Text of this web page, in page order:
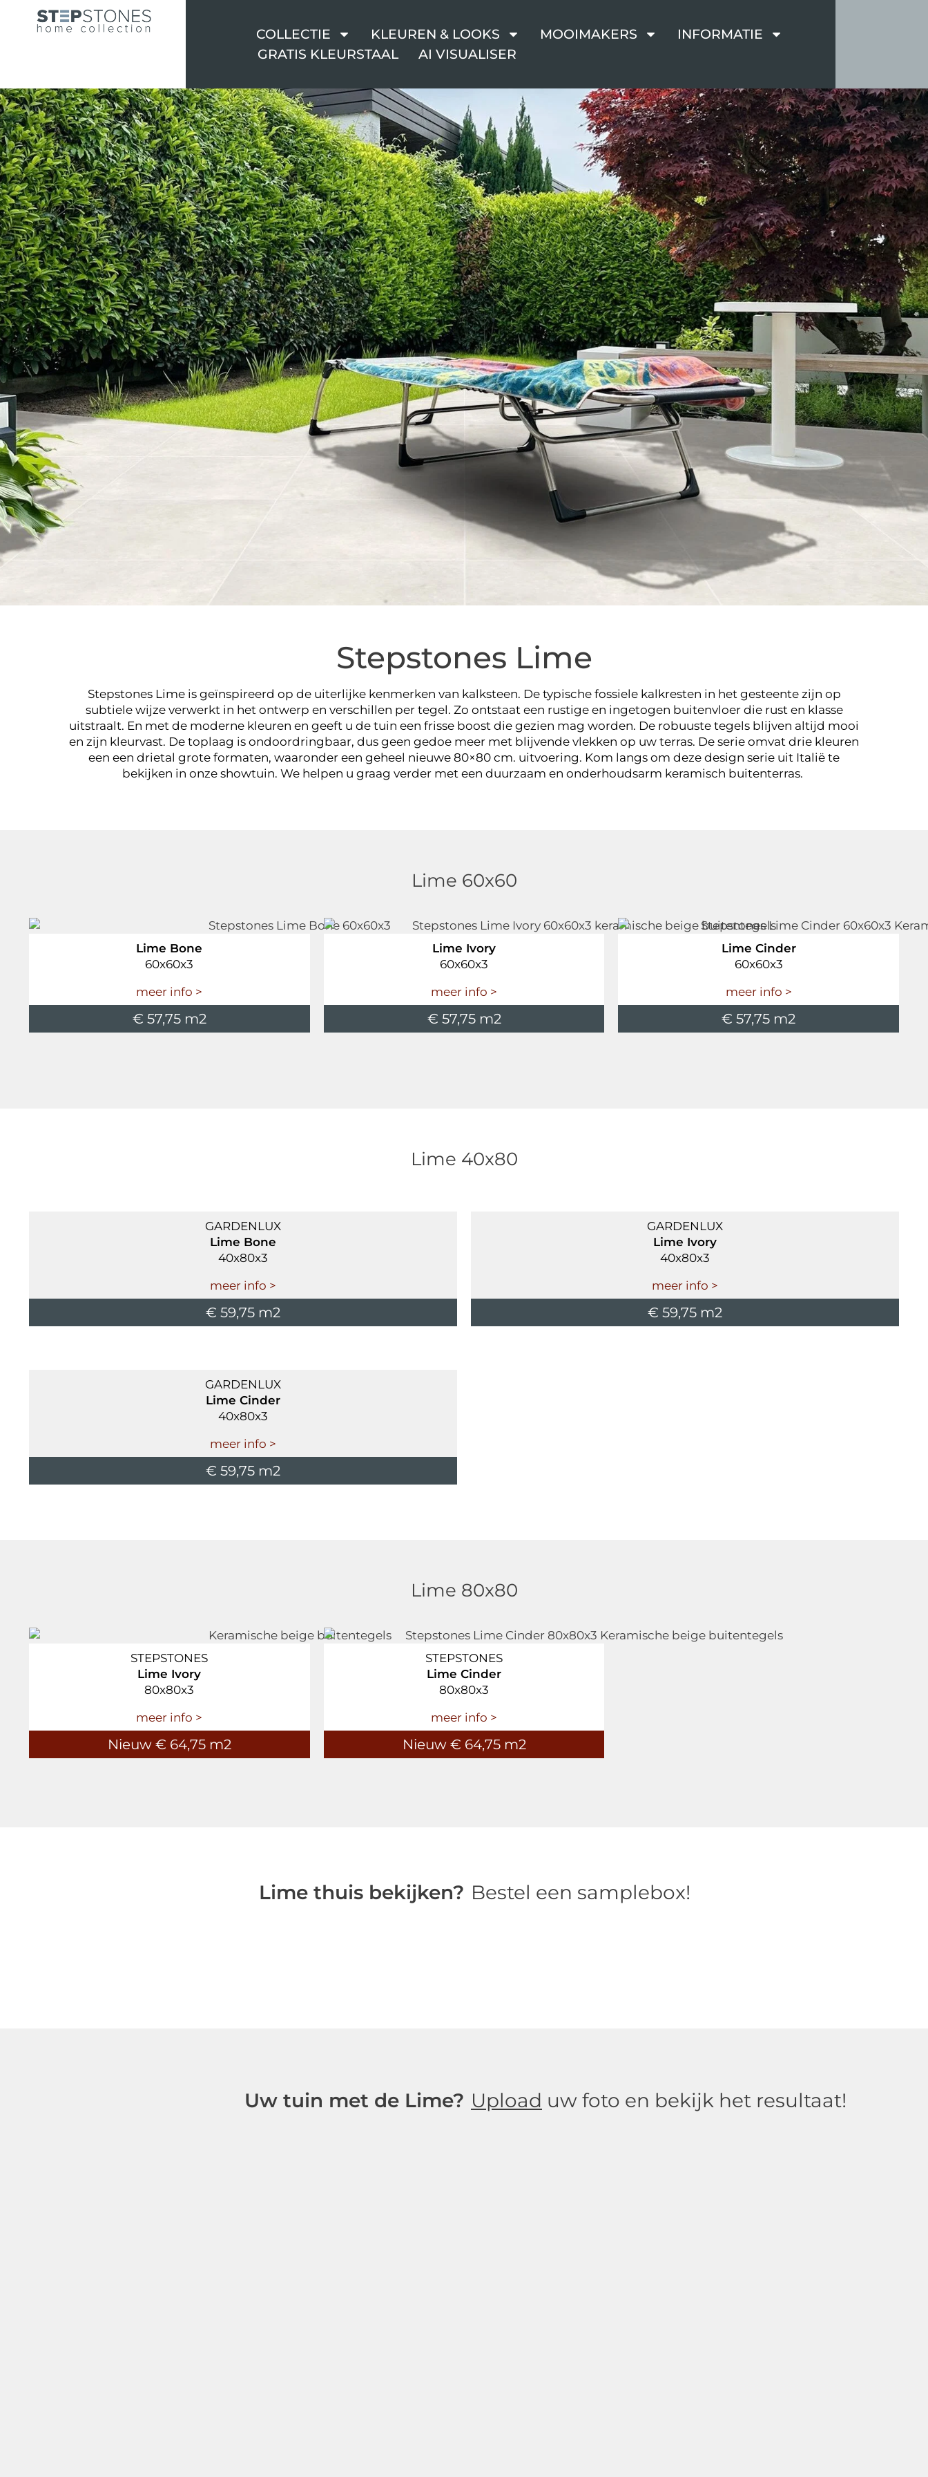
COLLECTIE KLEUREN & LOOKS MOOIMAKERS
INFORMATIE
GRATIS KLEURSTAAL
AI VISUALISER
keramisch natuursteen
Stepstones Lime
Stepstones Lime is geïnspireerd op de uiterlijke kenmerken van kalksteen. De typische fossiele kalkresten in het gesteente zijn op
subtiele wijze verwerkt in het ontwerp en verschillen per tegel. Zo ontstaat een rustige en ingetogen buitenvloer die rust en klasse
uitstraalt. En met de moderne kleuren en geeft u de tuin een frisse boost die gezien mag worden. De robuuste tegels blijven altijd mooi
en zijn kleurvast. De toplaag is ondoordringbaar, dus geen gedoe meer met blijvende vlekken op uw terras. De serie omvat drie kleuren
een een drietal grote formaten, waaronder een geheel nieuwe 80×80 cm. uitvoering. Kom langs om deze design serie uit Italië te
bekijken in onze showtuin. We helpen u graag verder met een duurzaam en onderhoudsarm keramisch buitenterras.
Lime 60x60
Lime Bone
60x60x3
meer info >
€ 57,75 m2
Lime Ivory
60x60x3
meer info >
€ 57,75 m2
Lime Cinder
60x60x3
meer info >
€ 57,75 m2
Lime 40x80
GARDENLUX
Lime Bone
40x80x3
meer info >
€ 59,75 m2
GARDENLUX
Lime Ivory
40x80x3
meer info >
€ 59,75 m2
GARDENLUX
Lime Cinder
40x80x3
meer info >
€ 59,75 m2
Lime 80x80
STEPSTONES
Lime Ivory
80x80x3
meer info >
Nieuw € 64,75 m2
STEPSTONES
Lime Cinder
80x80x3
meer info >
Nieuw € 64,75 m2
Lime thuis bekijken? Bestel een samplebox!
Uw tuin met de Lime? Upload uw foto en bekijk het resultaat!